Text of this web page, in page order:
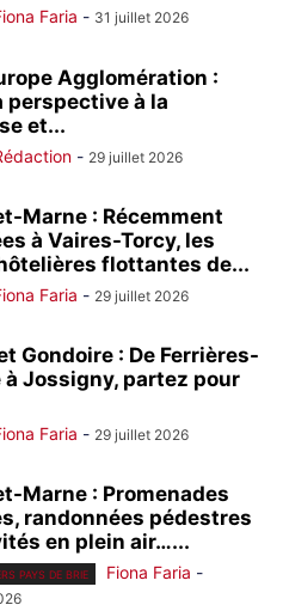
Faria - 31 juillet 2026
Agglomération :
perspective à la
et...
- 29 juillet 2026
Marne : Récemment
à Vaires-Torcy, les
flottantes de...
Faria - 29 juillet 2026
Gondoire : De Ferrières-
à Jossigny, partez pour
Faria - 29 juillet 2026
Marne : Promenades
randonnées pédestres
en plein air…...
PAYS DE BRIE Fiona Faria -